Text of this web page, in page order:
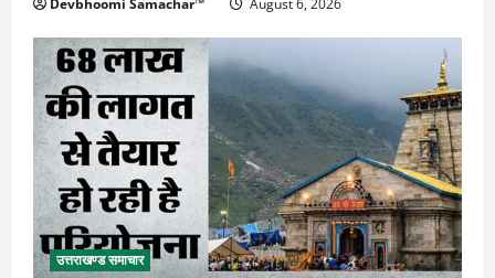
Devbhoomi Samachar™ August 6, 2026
उत्तराखण्ड समाचार